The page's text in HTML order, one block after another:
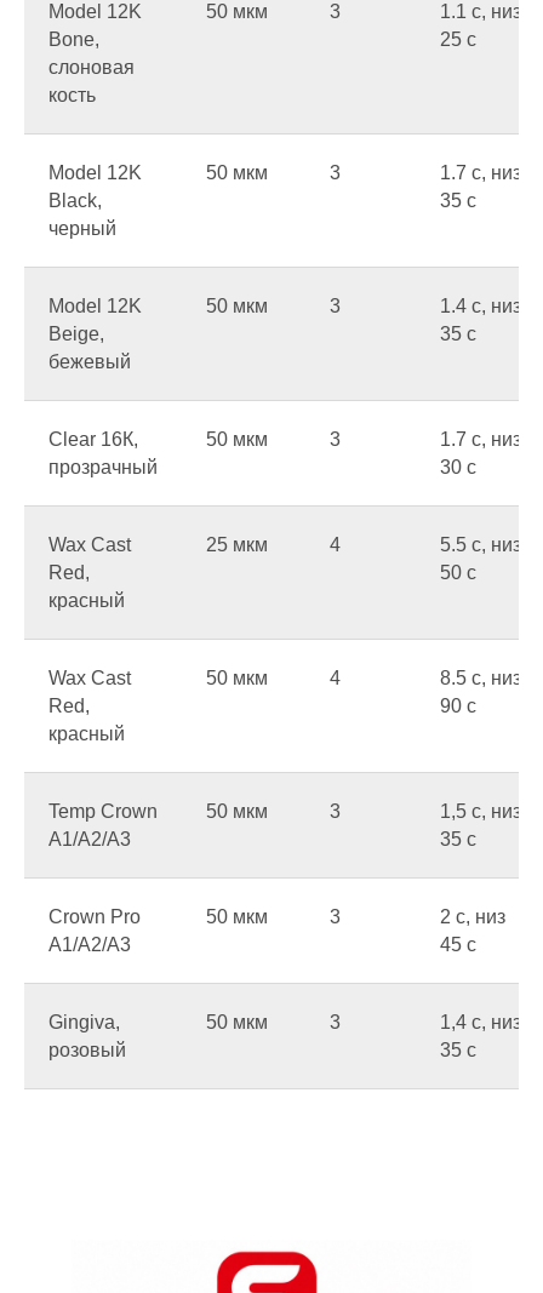
Model 12K
Bone,
слоновая
кость
50 мкм 3
1.1 c, низ
25 c
Model 12K
Black,
черный
50 мкм 3
1.7 c, низ
35 c
Model 12K
Beige,
бежевый
50 мкм 3
1.4 c, низ
35 c
Clear 16К,
прозрачный
50 мкм 3
1.7 c, низ
30 c
Wax Cast
Red,
красный
25 мкм 4
5.5 c, низ
50 c
Wax Cast
Red,
красный
50 мкм 4
8.5 c, низ
90 c
Temp Crown
A1/A2/A3
50 мкм 3
1,5 c, низ
35 c
Crown Pro
A1/A2/A3
50 мкм 3
2 c, низ
45 c
Gingiva,
розовый
50 мкм 3
1,4 c, низ
35 c